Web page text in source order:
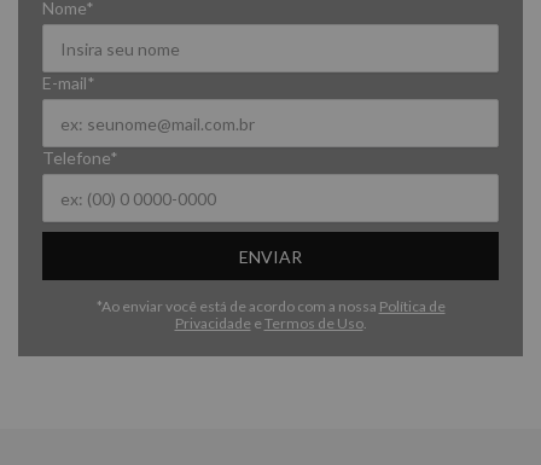
*Ao enviar você está de acordo com a nossa Política de
Privacidade e Termos de Uso.
Nome*
E-mail*
Telefone*
ENVIAR